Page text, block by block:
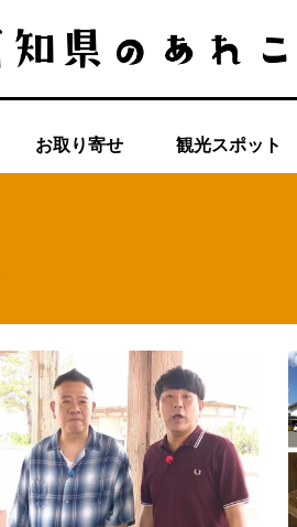
お取り寄せ 観光スポット